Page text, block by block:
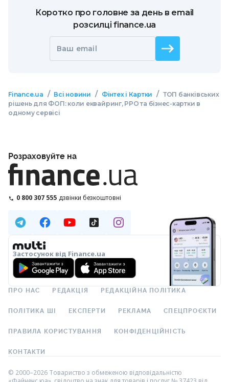
Коротко про головне за день в email
розсилці finance.ua
Ваш email
Finance.ua / Всі новини / Фінтех і Картки / ТОП банківських
рішень для ФОП: коли еквайринг, РРО та бізнес-картки в
одному сервісі
Розраховуйте на
0 800 307 555 дзвінки безкоштовні
Застосунок від Finance.ua
ПРО НАС РЕДАКЦІЯ РЕДАКЦІЙНА ПОЛІТИКА
ПОЛІТИКА ШІ ЕКСПЕРТИ РЕКЛАМА СПЕЦПРОЄКТИ
ПРАВИЛА КОРИСТУВАННЯ КОНФІДЕНЦІЙНІСТЬ
КОНТАКТИ
© 2000–2026 Товариство з обмеженою відповідальністю